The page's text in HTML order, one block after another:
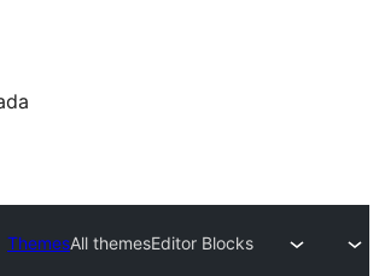
ThemesAll themesEditor Blocks